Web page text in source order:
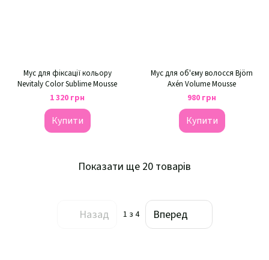
Мус для фіксації кольору
Nevitaly Color Sublime Moussе
1 320 грн
Купити
Мус для об'єму волосся Björn
Axén Volume Mousse
980 грн
Купити
Показати ще 20 товарів
Назад 1 з 4 Вперед